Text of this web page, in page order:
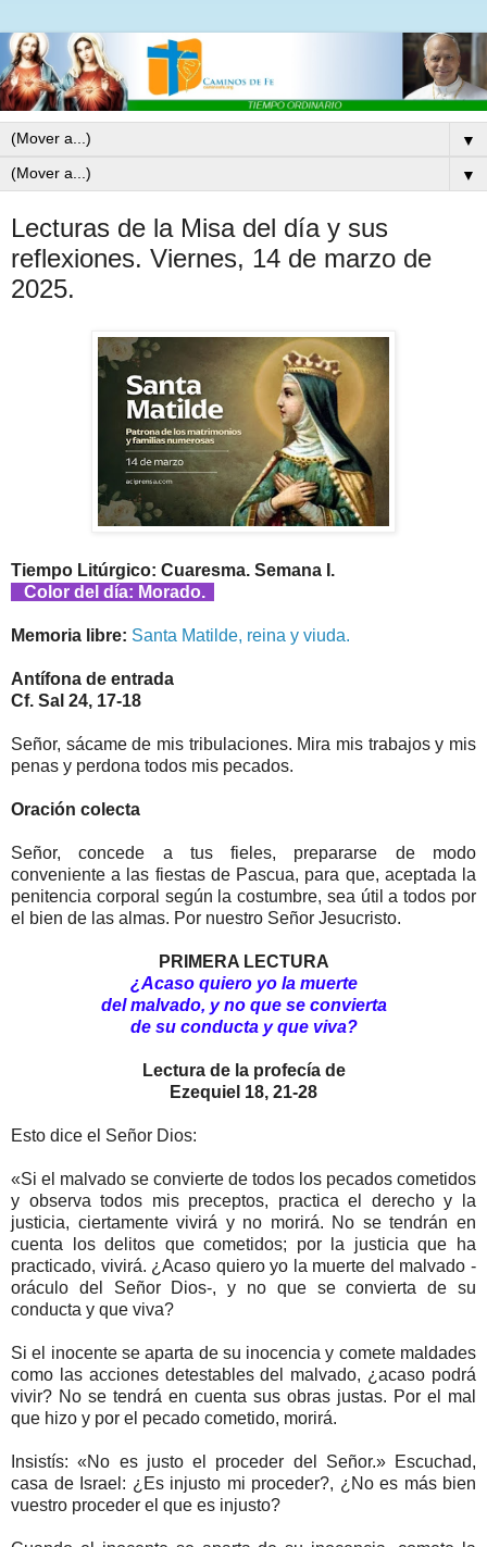
▼
▼
Lecturas de la Misa del día y sus
reflexiones. Viernes, 14 de marzo de
2025.
Tiempo Litúrgico: Cuaresma. Semana I.
Color del día: Morado.
Memoria libre: Santa Matilde, reina y viuda.
Antífona de entrada
Cf. Sal 24, 17-18
Señor, sácame de mis tribulaciones. Mira mis trabajos y mis
penas y perdona todos mis pecados.
Oración colecta
Señor, concede a tus fieles, prepararse de modo
conveniente a las fiestas de Pascua, para que, aceptada la
penitencia corporal según la costumbre, sea útil a todos por
el bien de las almas. Por nuestro Señor Jesucristo.
PRIMERA LECTURA
¿Acaso quiero yo la muerte
del malvado, y no que se convierta
de su conducta y que viva?
Lectura de la profecía de
Ezequiel 18, 21-28
Esto dice el Señor Dios:
«Si el malvado se convierte de todos los pecados cometidos
y observa todos mis preceptos, practica el derecho y la
justicia, ciertamente vivirá y no morirá. No se tendrán en
cuenta los delitos que cometidos; por la justicia que ha
practicado, vivirá. ¿Acaso quiero yo la muerte del malvado -
oráculo del Señor Dios-, y no que se convierta de su
conducta y que viva?
Si el inocente se aparta de su inocencia y comete maldades
como las acciones detestables del malvado, ¿acaso podrá
vivir? No se tendrá en cuenta sus obras justas. Por el mal
que hizo y por el pecado cometido, morirá.
Insistís: «No es justo el proceder del Señor.» Escuchad,
casa de Israel: ¿Es injusto mi proceder?, ¿No es más bien
vuestro proceder el que es injusto?